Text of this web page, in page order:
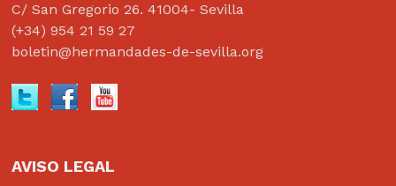
C/ San Gregorio 26. 41004- Sevilla
(+34) 954 21 59 27
boletin@hermandades-de-sevilla.org
AVISO LEGAL